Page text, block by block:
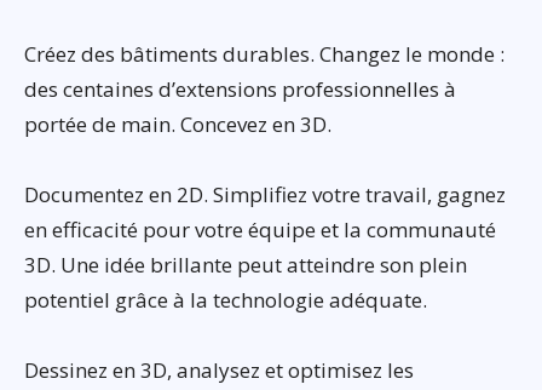
Créez des bâtiments durables. Changez le monde :
des centaines d’extensions professionnelles à
portée de main. Concevez en 3D.
Documentez en 2D. Simplifiez votre travail, gagnez
en efficacité pour votre équipe et la communauté
3D. Une idée brillante peut atteindre son plein
potentiel grâce à la technologie adéquate.
Dessinez en 3D, analysez et optimisez les